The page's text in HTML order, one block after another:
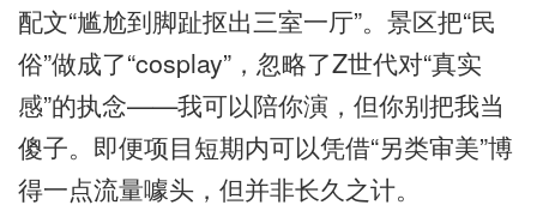
配文“尴尬到脚趾抠出三室一厅”。景区把“民
俗”做成了“cosplay”，忽略了Z世代对“真实
感”的执念——我可以陪你演，但你别把我当
傻子。即便项目短期内可以凭借“另类审美”博
得一点流量噱头，但并非长久之计。